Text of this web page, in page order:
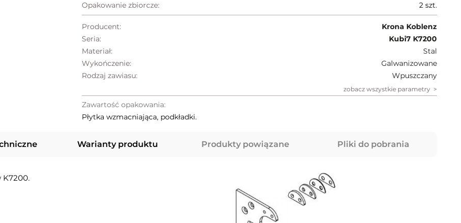
Opakowanie zbiorcze:
2 szt.
Producent:
Krona Koblenz
Seria:
Kubi7 K7200
Materiał:
Stal
Wykończenie:
Galwanizowane
Rodzaj zawiasu:
Wpuszczany
zobacz wszystkie parametry
Zawartość opakowania:
Płytka wzmacniająca, podkładki.
Warianty produktu Produkty powiązane Pliki do pobrania
K7200.